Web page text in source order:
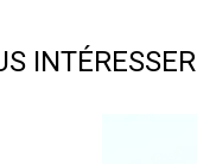
INTÉRESSER